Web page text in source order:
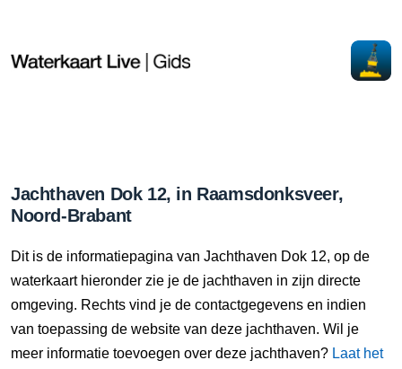
Jachthaven Dok 12, in Raamsdonksveer,
Noord-Brabant
Dit is de informatiepagina van Jachthaven Dok 12, op de
waterkaart hieronder zie je de jachthaven in zijn directe
omgeving. Rechts vind je de contactgegevens en indien
van toepassing de website van deze jachthaven. Wil je
meer informatie toevoegen over deze jachthaven? Laat het